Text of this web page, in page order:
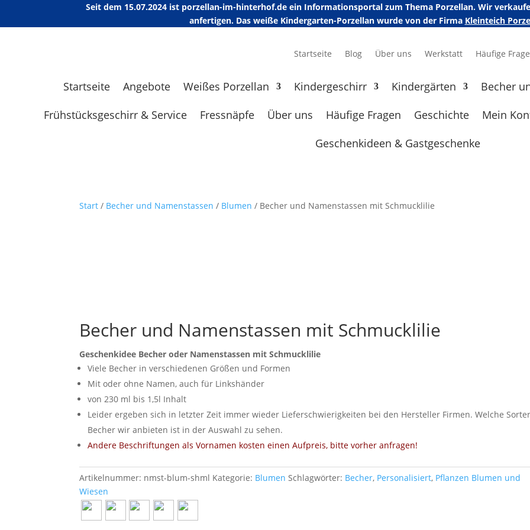
Seit dem 15.07.2024 ist porzellan-im-hinterhof.de ein Informationsportal zum Thema Porzellan. Wir
anfertigen. Das weiße Kindergarten-Porzellan wurde von der Firma Kleinteich
Startseite Blog Über uns Werkstatt Häufige
Startseite Angebote Weißes Porzellan Kindergeschirr Kindergärten
Becher
Frühstücksgeschirr & Service
Fressnäpfe Über uns Häufige Fragen Geschichte
Mein
Geschenkideen & Gastgeschenke
Start / Becher und Namenstassen / Blumen / Becher und Namenstassen mit Schmucklilie
Becher und Namenstassen mit Schmucklilie
Geschenkidee Becher oder Namenstassen mit Schmucklilie
Viele Becher in verschiedenen Größen und Formen
Mit oder ohne Namen, auch für Linkshänder
von 230 ml bis 1,5l Inhalt
Leider ergeben sich in letzter Zeit immer wieder Lieferschwierigkeiten bei den Hersteller Firmen. Welche
Becher wir anbieten ist in der Auswahl zu sehen.
Andere Beschriftungen als Vornamen kosten einen Aufpreis, bitte vorher anfragen!
Artikelnummer: nmst-blum-shml Kategorie: Blumen Schlagwörter: Becher, Personalisiert, Pflanzen Blumen und
Wiesen